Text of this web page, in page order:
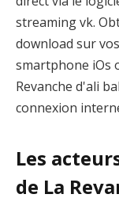
streaming vk.
download sur
smartphone iOs
Revanche d'ali
connexion
Les
de La